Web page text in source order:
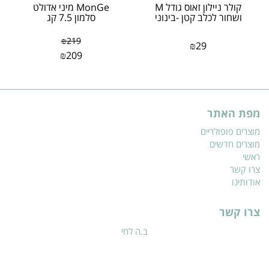
​קולר ניילון זאוס גודל M
ושחור לכלב קטן -בינוני
₪29
MonGe מיני אדולט
סלמון 7.5 קג
₪219
₪209
מפת האתר
מוצרים פופולריים
מוצרים חדשים
ראשי
צרו קשר
אודותינו
צרו קשר
ב.ה לחי